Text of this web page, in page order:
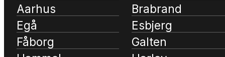
Aarhus
Brabrand
Egå
Esbjerg
Fåborg
Galten